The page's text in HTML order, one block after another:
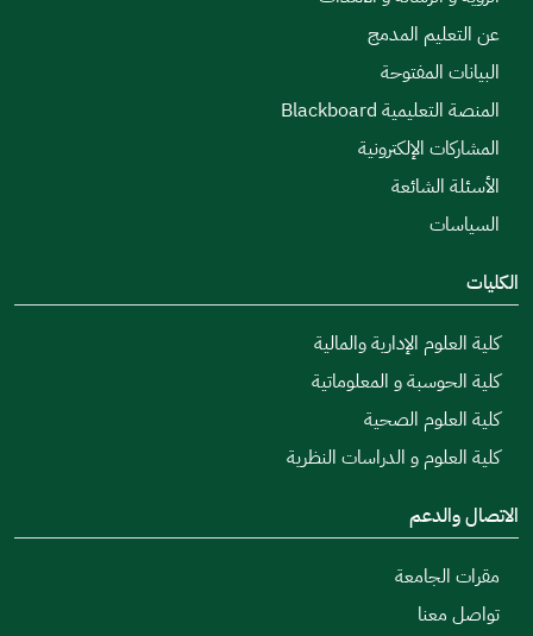
عن التعليم المدمج
البيانات المفتوحة
المنصة التعليمية Blackboard
المشاركات الإلكترونية
الأسئلة الشائعة
السياسات
الكليات
كلية العلوم الإدارية والمالية
كلية الحوسبة و المعلوماتية
كلية العلوم الصحية
كلية العلوم و الدراسات النظرية
الاتصال والدعم
مقرات الجامعة
تواصل معنا